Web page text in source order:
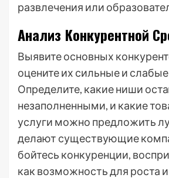
развлечения или
Анализ Конкурентной
Выявите основных
оцените их сильные и
Определите, какие ниши
незаполненными, и какие
услуги можно предложить
делают существующие
бойтесь конкуренции,
как возможность для роста и